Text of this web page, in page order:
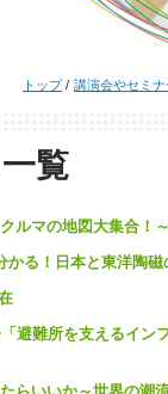
トップ/ 講演会やセミ
覧
マの地図大集合！～
る！日本と東洋陶磁
避難所を支えるイン